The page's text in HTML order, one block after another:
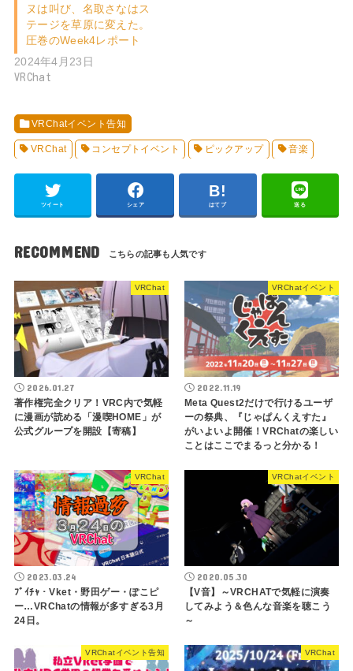
ヌは叫び、名取さなはス
テージを草原に変えた。
圧巻のWeek4レポート
2024年4月23日
VRChat
VRChatイベント告知
VRChat コンセプトイベント ピックアップ 音楽
ツイート シェア はてブ 送る
RECOMMEND
VRChat
2026.01.27
著作権完全クリア！VRC内で気軽
に漫画が読める「漫喫HOME」が
公式グループを開設【寄稿】
VRChatイベント
2022.11.19
Meta Quest2だけで行けるユーザ
ーの祭典、『じゃぱんくえすた』
がいよいよ開催！VRChatの楽しい
ことはここでまるっと分かる！
VRChat
2023.03.24
ﾌﾞｲﾁｬ・Vket・野田ゲー・ぽこピ
ー…VRChatの情報が多すぎる3月
24日。
VRChatイベント
2020.05.30
【V音】～VRCHATで気軽に演奏
してみよう＆色んな音楽を聴こう
～
VRChatイベント告知 VRChat